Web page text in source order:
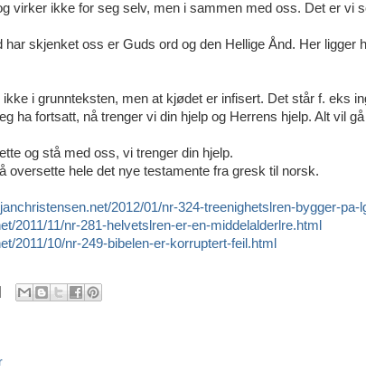
virker ikke for seg selv, men i sammen med oss. Det er vi
har skjenket oss er Guds ord og den Hellige Ånd. Her ligger
i grunnteksten, men at kjødet er infisert. Det står f. eks
ha fortsatt, nå trenger vi din hjelp og Herrens hjelp. Alt vil
og stå med oss, vi trenger din hjelp.
oversette hele det nye testamente fra gresk til norsk.
2012/01/nr-324-treenighetslren-bygger-pa-
2011/11/nr-281-helvetslren-er-en-middelalderlre.html
2011/10/nr-249-bibelen-er-korruptert-feil.html